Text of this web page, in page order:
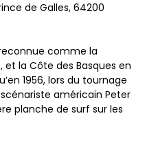
de Galles, 64200
comme la
, et la Côte des Basques en
1956, lors du tournage
américain Peter
planche de surf sur les